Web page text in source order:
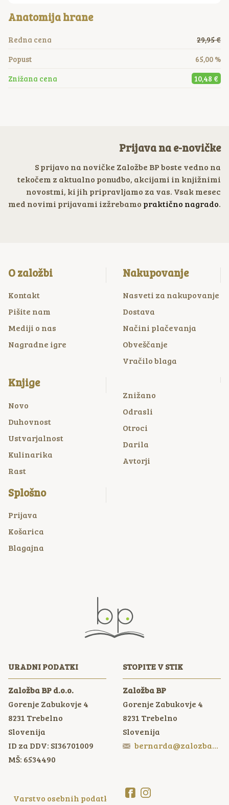
Anatomija hrane
Redna cena
29,95 €
Popust
65,00 %
Znižana cena
10,48 €
Prijava na e-novičke
S prijavo na novičke Založbe BP boste vedno na
tekočem z aktualno ponudbo, akcijami in knjižnimi
novostmi, ki jih pripravljamo za vas. Vsak mesec
med novimi prijavami izžrebamo praktično nagrado.
O založbi
Kontakt
Pišite nam
Mediji o nas
Nagradne igre
Nakupovanje
Nasveti za nakupovanje
Dostava
Načini plačevanja
Obveščanje
Vračilo blaga
Knjige
Novo
Duhovnost
Ustvarjalnost
Kulinarika
Rast
Znižano
Odrasli
Otroci
Darila
Avtorji
Splošno
Prijava
Košarica
Blagajna
URADNI PODATKI
Založba BP d.o.o.
Gorenje Zabukovje 4
8231 Trebelno
Slovenija
ID za DDV: SI36701009
MŠ: 6534490
STOPITE V STIK
Založba BP
Gorenje Zabukovje 4
8231 Trebelno
Slovenija
bernarda@zalozbabp.si
Varstvo osebnih podatkov